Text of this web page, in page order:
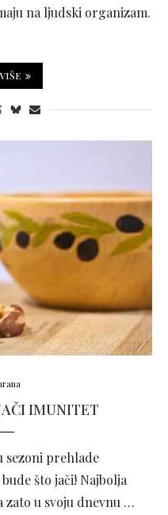
na ljudski organizam.
IMUNITET
sezoni prehlade
što jači! Najbolja
zato u svoju dnevnu …